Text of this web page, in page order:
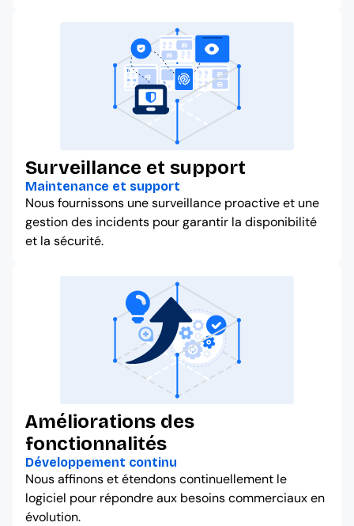
Surveillance et support
Maintenance et support
Nous fournissons une surveillance proactive et une
gestion des incidents pour garantir la disponibilité
et la sécurité.
Améliorations des
fonctionnalités
Développement continu
Nous affinons et étendons continuellement le
logiciel pour répondre aux besoins commerciaux en
évolution.